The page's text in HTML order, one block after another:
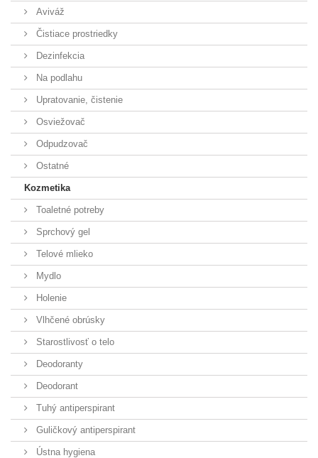
Aviváž
Čistiace prostriedky
Dezinfekcia
Na podlahu
Upratovanie, čistenie
Osviežovač
Odpudzovač
Ostatné
Kozmetika
Toaletné potreby
Sprchový gel
Telové mlieko
Mydlo
Holenie
Vlhčené obrúsky
Starostlivosť o telo
Deodoranty
Deodorant
Tuhý antiperspirant
Guličkový antiperspirant
Ústna hygiena